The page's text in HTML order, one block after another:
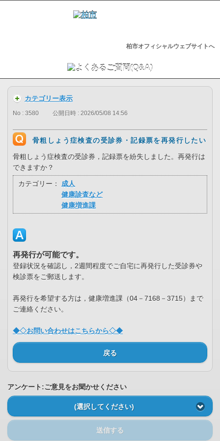
柏市オフィシャルウェブサイトへ
カテゴリー表示
No : 3580 公開日時 : 2026/05/08 14:56
骨粗しょう症検査の受診券・記録票を再発行したい
骨粗しょう症検査の受診券，記録票を紛失しました。再発行は
できますか？
カテゴリー：
成人
健康診査など
健康増進課
再発行が可能です。
登録状況を確認し，2週間程度でご自宅に再発行した受診券や
検診票をご郵送します。
再発行を希望する方は，健康増進課（04－7168－3715）まで
ご連絡ください。
◆◇お問い合わせはこちらから◇◆
戻る
アンケート:ご意見をお聞かせください
(選択してください)
送信する